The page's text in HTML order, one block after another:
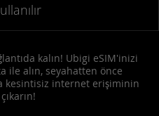
kalın! Ubigi eSIM'inizi
ile alın, seyahatten önce
kesintisiz internet erişiminin